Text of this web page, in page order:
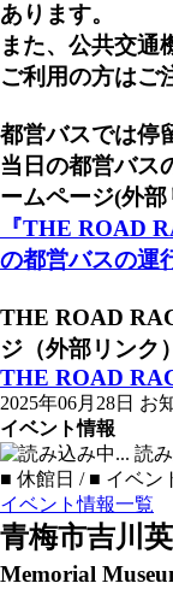
あります。
また、公共交通
ご利用の方はご
都営バスでは停
当日の都営バス
ームページ(外部
『THE ROAD
の都営バスの運
THE ROAD
ジ（外部リンク）
THE ROAD
2025年06月28日 お
イベント情報
読
■ 休館日 / ■ イベン
イベント情報一覧
青梅市吉川
Memorial